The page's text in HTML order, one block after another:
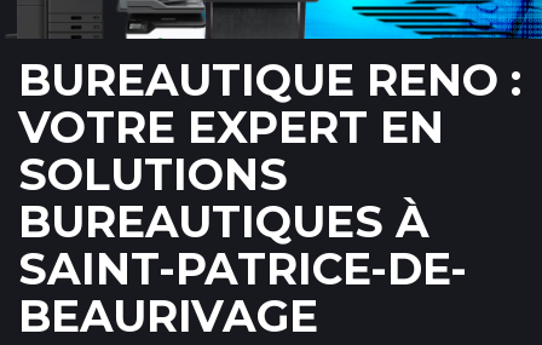
BUREAUTIQUE RENO :
VOTRE EXPERT EN
SOLUTIONS
BUREAUTIQUES À
SAINT-PATRICE-DE-
BEAURIVAGE